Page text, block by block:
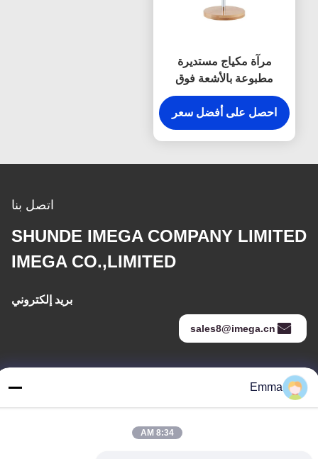
مرآة مكياج مستديرة
مطبوعة بالأشعة فوق
البنفسجية قابلة للدوران
على الوجهين والنقش بالليزر
على زجاج المرآة
احصل على أفضل سعر
اتصل بنا
SHUNDE IMEGA COMPANY LIMITED
IMEGA CO.,LIMITED
بريد إلكتروني
sales8@imega.cn
عنواننا
عنوان
غرفة 1209-1210 ، مبنى Hai Jun Da B ، Guizhou Da Dao Zhong ،
Emma
8:34 AM